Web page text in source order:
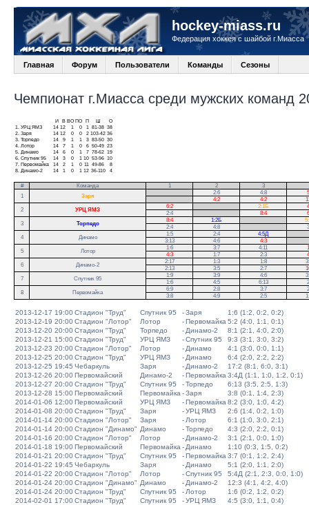
hockey-miass.ru
Федерация хоккея с шайбой г.Миасса
Главная Форум Пользователи Команды Сезоны
Чемпионат г.Миасса среди мужских команд
И В ВО ПО П
О
1.
УРЦ ЯМЗ 14 12 1 0 1 81-38 38
2. Заря 14 12 0 0 2 103-42 36
3. Торпедо 14 9 1 1 3 83-50 30
4. Лотор 14 7 1 0 6 50-49 23
5.
Динамо 14 6 0 1 7 78-62 19
6. Спутник 95 14 3 0 1 10 53-96 10
7.
Первомайка 14 2 1 0 11 49-86
8
8.
Динамо-2 14 1 0 1 12 36-110 4
# Команда 1 2 3
1
Заря
2:6 4:8
4:2 4:2
2
УРЦ ЯМЗ
6:2 2:1Б
2:4
8:4
3
Торпедо
8:4 1:2Б
2:4
4:8
4
Динамо
1:5 2:4 4:5Д
3:13
4:6 4:3
5
Лотор
1:6 3:7 4:11
4:3
1:7 2:3
6
Динамо-2
2:17 1:3 1:8
2:13
3:5 2:7
7
Спутник 95
1:9 3:9 4:6
1:6
4:5 6:13
8
Первомайка
6:9 2:8 3:7
3:8
4:9 2:5
2013-12-17 19:00Стадион "Труд" Спутник 95 -Заря
1:6 (1:2, 0:2, 0:2)
2013-12-19 20:00Стадион "Лотор" Лотор -Первомайка 5:2 (4:0, 1:1, 0:1)
2013-12-20 20:00Стадион "Труд" Торпедо - Динамо-2
8:1 (2:1, 4:0, 2:0)
2013-12-21 15:00Стадион "Труд" УРЦ ЯМЗ -Спутник 95
9:3 (3:1, 3:0, 3:2)
2013-12-23 20:00Стадион "Лотор" Лотор - Динамо
4:1 (3:0, 0:0, 1:1)
2013-12-25 20:00Стадион "Труд" УРЦ ЯМЗ - Динамо
6:4 (2:0, 2:2, 2:2)
2013-12-25 19:45 Чебаркуль Заря - Динамо-2
17:2 (8:1, 6:0, 3:1)
2013-12-26 20:00Первомайский Динамо-2 -Первомайка 3:4Д (1:1, 1:0, 1:2, 0:1)
2013-12-27 20:00Стадион "Труд" Спутник 95 -Торпедо
6:13 (3:5, 2:5, 1:3)
2013-12-28 15:00Первомайский Первомайка -Заря
3:8 (0:1, 1:4, 2:3)
2014-01-06 12:00Первомайский УРЦ ЯМЗ -Первомайка 8:2 (3:0, 1:0, 4:2)
2014-01-08 20:00Стадион "Труд" Заря -УРЦ ЯМЗ
2:6 (1:4, 0:2, 1:0)
2014-01-14 20:00Стадион "Лотор" Заря - Лотор
6:1 (1:0, 3:0, 2:1)
2014-01-14 20:00Стадион "Динамо" Динамо -Торпедо
4:3 (2:0, 2:2, 0:1)
2014-01-16 20:00Стадион "Лотор" Лотор - Динамо-2
3:1 (2:1, 0:0, 1:0)
2014-01-18 19:00Первомайский Первомайка - Динамо
1:10 (0:3, 1:5, 0:2)
2014-01-21 20:00Стадион "Труд" Спутник 95 -Первомайка 3:7 (0:1, 1:2, 2:4)
2014-01-22 19:45 Чебаркуль Заря - Динамо
5:1 (2:0, 1:1, 2:0)
2014-01-22 20:00Стадион "Лотор" Лотор -Спутник 95
5:4Д (2:1, 2:3, 0:0, 1:0)
2014-01-24 20:00Стадион "Динамо" Динамо - Динамо-2
12:3 (4:1, 4:2, 4:0)
2014-01-24 20:00Стадион "Труд" Спутник 95 - Лотор
1:6 (0:2, 1:2, 0:2)
2014-02-01 17:00Стадион "Труд" Спутник 95 -УРЦ ЯМЗ
4:5 (3:0, 1:1, 0:4)